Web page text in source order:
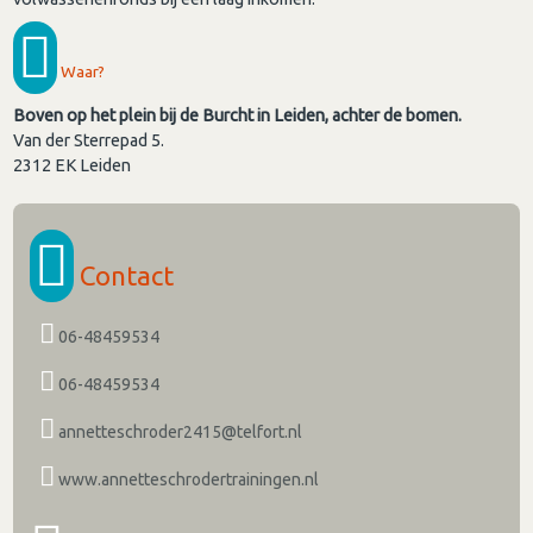
Waar?
Boven op het plein bij de Burcht in Leiden, achter de bomen.
Van der Sterrepad 5.
2312 EK Leiden
Contact
06-48459534
06-48459534
annetteschroder2415@telfort.nl
www.annetteschrodertrainingen.nl